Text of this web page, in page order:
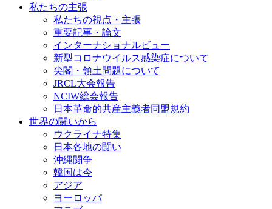
私たちの主張
私たちの視点・主張
重要記事・論文
インターナショナルビュー
新型コロナウイルス感染症について
尖閣・領土問題について
JRCL大会報告
NCIW総会報告
日本革命的共産主義者同盟規約
世界の闘いから
ウクライナ特集
日本各地の闘い
沖縄闘争
韓国は今
アジア
ヨーロッパ